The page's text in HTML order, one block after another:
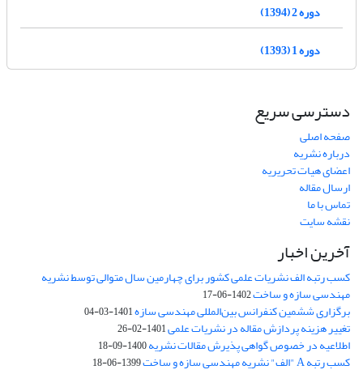
دوره 2 (1394)
دوره 1 (1393)
دسترسی سریع
صفحه اصلی
درباره نشریه
اعضای هیات تحریریه
ارسال مقاله
تماس با ما
نقشه سایت
آخرین اخبار
کسب رتبه الف نشریات علمی کشور برای چهارمین سال متوالی توسط نشریه
مهندسی سازه و ساخت1402-06-17
برگزاری ششمین کنفرانس بین‌المللی مهندسی سازه1401-03-04
تغییر هزینه پردازش مقاله در نشریات علمی1401-02-26
اطلاعیه در خصوص گواهی پذیرش مقالات نشریه1400-09-18
کسب رتبه A "الف" نشریه مهندسی سازه و ساخت 1399-06-18